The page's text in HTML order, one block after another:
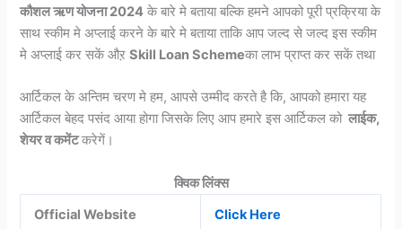
कौशल ऋण योजना 2024 के बारे मे बताया बल्कि हमने आपको पूरी प्रक्रिया के
साथ स्कीम मे अप्लाई करने के बारे मे बताया ताकि आप जल्द से जल्द इस स्कीम
मे अप्लाई कर सकें औऱSkill Loan Schemeका लाभ प्राप्त कर सकें तथा
आर्टिकल के अन्तिम चरण मे हम, आपसे उम्मीद करते है कि, आपको हमारा यह
आर्टिकल बेहद पसंद आया होगा जिसके लिए आप हमारे इस आर्टिकल को लाईक,
शेयर व कमेंटकरेगें।
क्विक लिंक्स
Official Website
Click Here